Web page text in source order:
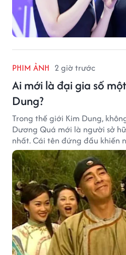
PHIM ẢNH 2 giờ trước
Ai mới là đại gia số
Dung?
Trong thế giới Kim Dung,
Dương Quá mới là người sở
nhất. Cái tên đứng đầu khiến
bởi xuất thân của nhân vật
giống một đại hiệp.